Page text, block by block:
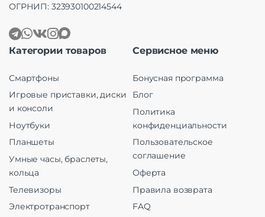
ОГРНИП: 323930100214544
Категории товаров
Смартфоны
Игровые приставки, диски
и консоли
Ноутбуки
Планшеты
Умные часы, браслеты,
кольца
Телевизоры
Электротранспорт
Сервисное меню
Бонусная программа
Блог
Политика
конфиденциальности
Пользовательское
соглашение
Оферта
Правила возврата
FAQ